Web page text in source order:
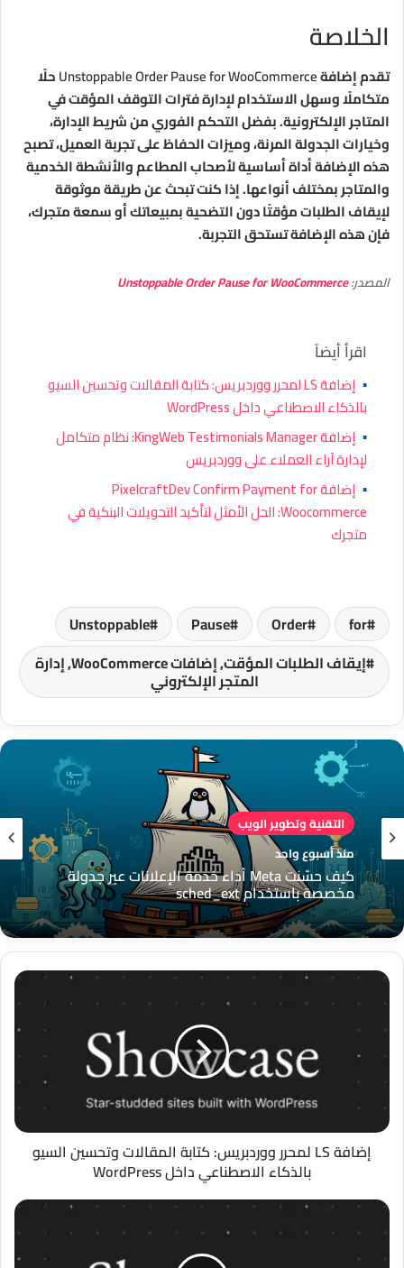
الخلاصة
تقدم إضافةUnstoppable Order Pause for WooCommerceحلًا
متكاملًا وسهل الاستخدام لإدارة فترات التوقف المؤقت في
المتاجر الإلكترونية. بفضل التحكم الفوري من شريط الإدارة،
وخيارات الجدولة المرنة، وميزات الحفاظ على تجربة العميل، تصبح
هذه الإضافة أداة أساسية لأصحاب المطاعم والأنشطة الخدمية
والمتاجر بمختلف أنواعها. إذا كنت تبحث عن طريقة موثوقة
لإيقاف الطلبات مؤقتًا دون التضحية بمبيعاتك أو سمعة متجرك،
فإن هذه الإضافة تستحق التجربة.
المصدر:Unstoppable Order Pause for WooCommerce
اقرأ أيضاً
▪
إضافة LS لمحرر ووردبريس: كتابة المقالات وتحسين السيو
بالذكاء الاصطناعي داخل WordPress
▪
إضافة KingWeb Testimonials Manager: نظام متكامل
لإدارة آراء العملاء على ووردبريس
▪
إضافة PixelcraftDev Confirm Payment for
Woocommerce: الحل الأمثل لتأكيد التحويلات البنكية في
متجرك
for
Order
Pause
Unstoppable
إيقاف الطلبات المؤقت, إضافات WooCommerce, إدارة
المتجر الإلكتروني
التقنية وتطوير الويب
منذ أسبوع واحد
كيف حسّنت Meta أداء خدمة الإعلانات عبر جدولة
مخصصة باستخدام sched_ext
إضافة
LS
ووردبريس:
كتابة
السيو
بالذكاء
الاصطناعي
داخل
إضافة LS لمحرر ووردبريس: كتابة المقالات وتحسين السيو
بالذكاء الاصطناعي داخل WordPress
إضافة
GateFlow